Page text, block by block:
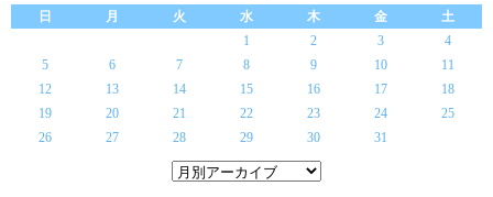
日
月 火 水 木 金
土
1
2 3
4
5
6 7 8 9 10
11
12
13 14 15 16 17
18
19
20 21 22 23 24
25
26
27 28 29 30 31